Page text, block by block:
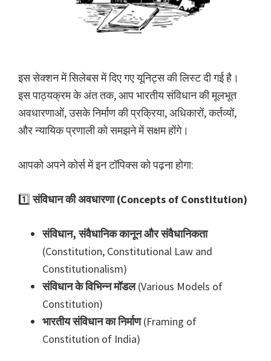
इस सेक्शन में सिलेबस में दिए गए यूनिट्स की लिस्ट दी गई है।
इस पाठ्यक्रम के अंत तक, आप भारतीय संविधान की मूलभूत
अवधारणाओं, उसके निर्माण की प्रक्रिया, अधिकारों, कर्तव्यों,
और न्यायिक प्रणाली को समझने में सक्षम होंगे।
आपको अपने कोर्स में इन टॉपिक्स को पढ़ना होगा:
1️⃣संविधान की अवधारणा (Concepts of Constitution)
संविधान, संवैधानिक कानून और संवैधानिकता
(Constitution, Constitutional Law and
Constitutionalism)
संविधान के विभिन्न मॉडल(Various Models of
Constitution)
भारतीय संविधान का निर्माण(Framing of
Constitution of India)